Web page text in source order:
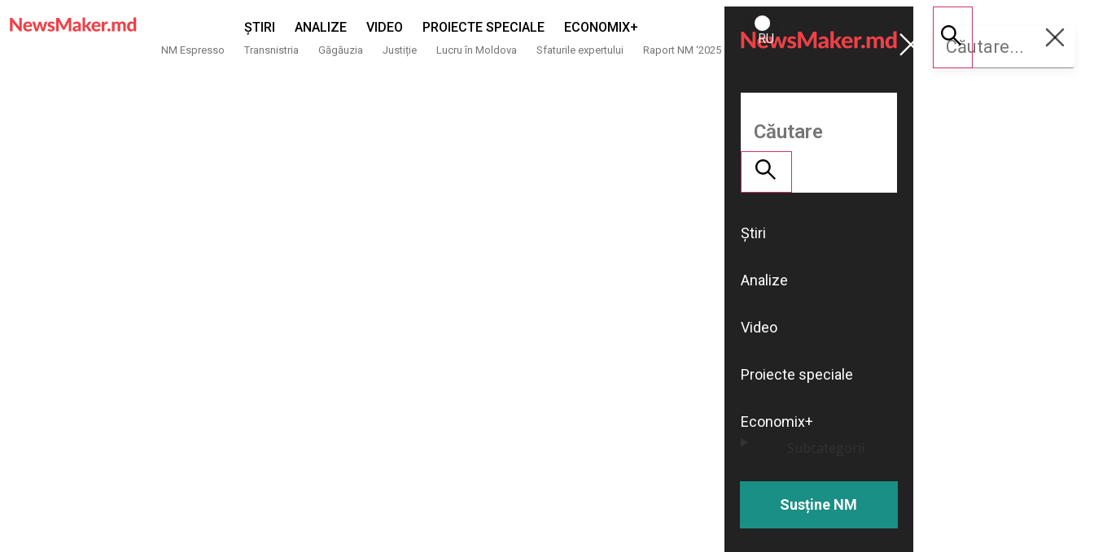
ȘTIRI ANALIZE VIDEO PROIECTE SPECIALE ECONOMIX+
NM Espresso Transnistria Găgăuzia Justiție Lucru în Moldova Sfaturile expertului Raport NM ‘2025
ROMÂNĂ
RU
Susține
NM
Știri
Analize
Video
Proiecte speciale
Economix+
Susține NM